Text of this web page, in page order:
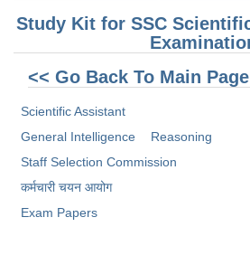
Study Kit for SSC
<< Go Back To Main Page
Scientific Assistant
General Intelligence
Reasoning
Staff Selection Commission
कर्मचारी चयन आयोग
Exam Papers